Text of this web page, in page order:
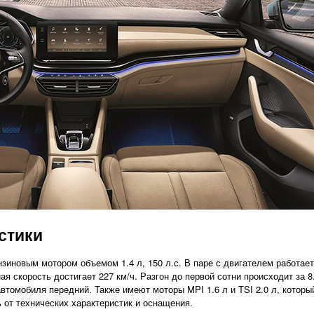
мотором объемом 1.4 л, 150 л.с. В паре с двигателем
скорость достигает 227 км/ч. Разгон до первой сотни происходит
передний. Также имеют моторы MPI 1.6 л и TSI 2.0 л,
технических характеристик и оснащения.